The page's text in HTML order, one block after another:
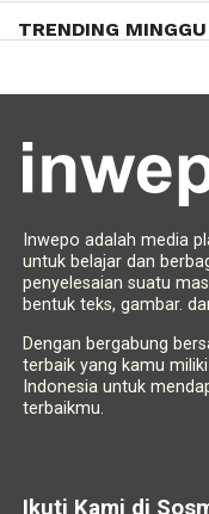
TRENDING
Inwepo adalah media
untuk belajar dan
penyelesaian suatu
bentuk teks, gambar.
Dengan bergabung
terbaik yang kamu
Indonesia untuk
terbaikmu.
Ikuti Kami di